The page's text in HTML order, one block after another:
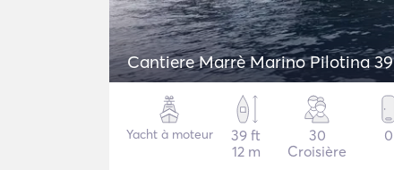
Cantiere Marrè Marino Pilotina 39
Yacht à moteur
39 ft
12 m
30
Croisière
0